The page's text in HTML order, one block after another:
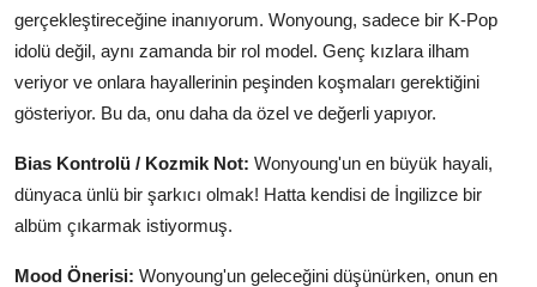
gerçekleştireceğine inanıyorum. Wonyoung, sadece bir K-Pop
idolü değil, aynı zamanda bir rol model. Genç kızlara ilham
veriyor ve onlara hayallerinin peşinden koşmaları gerektiğini
gösteriyor. Bu da, onu daha da özel ve değerli yapıyor.
Bias Kontrolü / Kozmik Not: Wonyoung'un en büyük hayali,
dünyaca ünlü bir şarkıcı olmak! Hatta kendisi de İngilizce bir
albüm çıkarmak istiyormuş.
Mood Önerisi: Wonyoung'un geleceğini düşünürken, onun en